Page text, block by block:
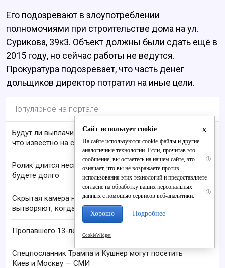
Его подозревают в злоупотреблении
полномочиями при строительстве дома на ул.
Сурикова, 39к3. Объект должны были сдать ещё в
2015 году, но сейчас работы не ведутся.
Прокуратура подозревает, что часть денег
дольщиков директор потратил на иные цели.
Популярное на портале
Будут ли выплачивать 13-ю пенсию в 2026 году:
что известно на сегодня
i
Ролик длится несколько секунд, а смеяться вы
будете долго
i
Скрытая камера на пляже Крыма: Что люди
вытворяют, когда их не видят...
Пропавшего 13-летнего подростка ищут в Кирове
Спецпосланник Трампа и Кушнер могут посетить
Киев и Москву — СМИ
x
Сайт использует cookie
На сайте используются cookie-файлы и другие
аналогичные технологии. Если, прочитав это
сообщение, вы остаетесь на нашем сайте, это
означает, что вы не возражаете против
использования этих технологий и предоставляете
согласие на обработку ваших персональных
данных с помощью сервисов веб-аналитики.
Хорошо Подробнее
CookieWidget